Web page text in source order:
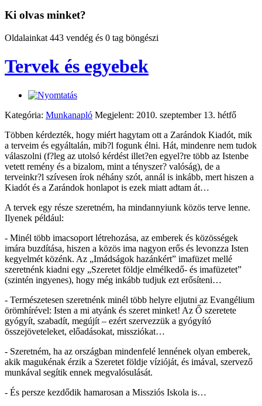
Ki olvas minket?
Oldalainkat 443 vendég és 0 tag böngészi
Tervek és egyebek
Kategória: Munkanapló Megjelent: 2010. szeptember 13. hétfő
Többen kérdezték, hogy miért hagytam ott a Zarándok Kiadót, mik
a terveim és egyáltalán, mib?l fogunk élni. Hát, mindenre nem tudok
válaszolni (f?leg az utolsó kérdést illet?en egyel?re több az Istenbe
vetett remény és a bizalom, mint a tényszer? valóság), de a
terveinkr?l szívesen írok néhány szót, annál is inkább, mert hiszen a
Kiadót és a Zarándok honlapot is ezek miatt adtam át…
A tervek egy része szeretném, ha mindannyiunk közös terve lenne.
Ilyenek például:
- Minél több imacsoport létrehozása, az emberek és közösségek
imára buzdítása, hiszen a közös ima nagyon erős és levonzza Isten
kegyelmét közénk. Az „Imádságok hazánkért” imafüzet mellé
szeretnénk kiadni egy „Szeretet földje elmélkedő- és imafüzetet”
(szintén ingyenes), hogy még inkább tudjuk ezt erősíteni…
- Természetesen szeretnénk minél több helyre eljutni az Evangélium
örömhírével: Isten a mi atyánk és szeret minket! Az Ő szeretete
gyógyít, szabadít, megújít – ezért szervezzük a gyógyító
összejöveteleket, előadásokat, missziókat…
- Szeretném, ha az országban mindenfelé lennének olyan emberek,
akik magukénak érzik a Szeretet földje vízióját, és imával, szervező
munkával segítik ennek megvalósulását.
- És persze kezdődik hamarosan a Missziós Iskola is…